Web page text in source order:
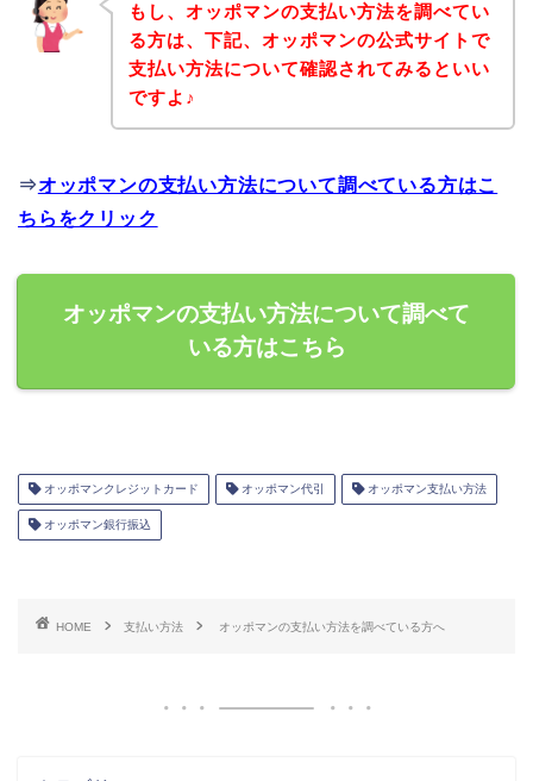
もし、オッポマンの支払い方法を調べてい
る方は、下記、オッポマンの公式サイトで
支払い方法について確認されてみるといい
ですよ♪
⇒オッポマンの支払い方法について調べている方はこ
ちらをクリック
オッポマンの支払い方法について調べて
いる方はこちら
オッポマンクレジットカード オッポマン代引 オッポマン支払い方法
オッポマン銀行振込
HOME 支払い方法 オッポマンの支払い方法を調べている方へ